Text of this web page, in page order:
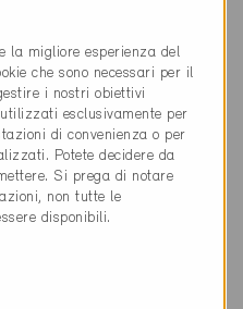
la migliore esperienza del
che sono necessari per il
i nostri obiettivi
esclusivamente per
di convenienza o per
Potete decidere da
Si prega di notare
non tutte le
disponibili.